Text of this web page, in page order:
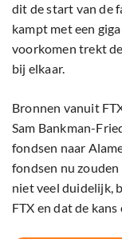
dit de start van de
kampt met een
voorkomen trekt
bij elkaar.
Bronnen vanuit
Sam Bankman-
fondsen naar
fondsen nu
niet veel duidelijk,
FTX en dat de